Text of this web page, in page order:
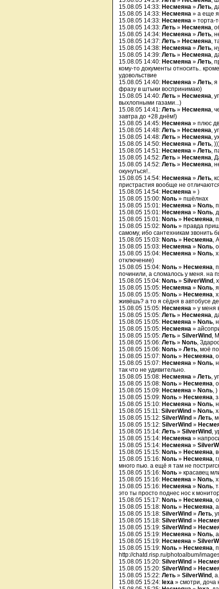
15.08.05 14:33: Несмеяна » Леть,
15.08.05 14:33: Несмеяна » а еще
15.08.05 14:33: Несмеяна » торта-
15.08.05 14:33: Леть » Несмеяна,
15.08.05 14:34: Несмеяна » Леть,
15.08.05 14:37: Леть » Несмеяна,
15.08.05 14:38: Несмеяна » Леть,
15.08.05 14:39: Леть » Несмеяна,
15.08.05 14:40: Несмеяна » Леть,
кому-то документы относить..
удовольствие
15.08.05 14:40: Несмеяна » Леть,
фразу в штыки воспринимаю)
15.08.05 14:40: Леть » Несмеяна,
выхлопными газами...)
15.08.05 14:41: Леть » Несмеяна,
завтра до +28 днём!)
15.08.05 14:45: Несмеяна » плюс
15.08.05 14:48: Леть » Несмеяна,
15.08.05 14:48: Леть » Несмеяна,
15.08.05 14:50: Несмеяна » Леть,
15.08.05 14:51: Несмеяна » Леть,
15.08.05 14:52: Леть » Несмеяна,
15.08.05 14:52: Леть » Несмеяна,
окунуться!..
15.08.05 14:54: Несмеяна » Леть,
пристрастия вообще не
15.08.05 14:54: Несмеяна » )
15.08.05 15:00: Nоль » пшёлнах
15.08.05 15:01: Несмеяна » Nоль,
15.08.05 15:01: Несмеяна » Nоль,
15.08.05 15:01: Nоль » Несмеяна,
15.08.05 15:02: Nоль » правда
самому, ибо сантехникам звонить
15.08.05 15:03: Nоль » Несмеяна,
15.08.05 15:03: Несмеяна » Nоль,
15.08.05 15:04: Несмеяна » Nоль,
отключение)
15.08.05 15:04: Nоль » Несмеяна,
починили, а сломалось у меня. на
15.08.05 15:04: Nоль » SilverWind ,
15.08.05 15:05: Несмеяна » Nоль,
15.08.05 15:05: Nоль » Несмеяна,
живёшь? а то я сёдня в автобусе
15.08.05 15:05: Несмеяна » у меня
15.08.05 15:05: Леть » Несмеяна,
15.08.05 15:05: Несмеяна » Nоль,
15.08.05 15:05: Несмеяна »
15.08.05 15:05: Леть » SilverWind ,
15.08.05 15:06: Леть » Nоль,
15.08.05 15:06: Nоль » Леть, моё
15.08.05 15:07: Nоль » Несмеяна,
15.08.05 15:07: Несмеяна » Nоль,
так что не удивительно.
15.08.05 15:08: Несмеяна » Леть,
15.08.05 15:08: Nоль » Несмеяна,
15.08.05 15:09: Несмеяна » Nоль, )
15.08.05 15:09: Nоль » Несмеяна,
15.08.05 15:10: Несмеяна » Nоль,
15.08.05 15:11: SilverWind » Nоль,
15.08.05 15:12: SilverWind » Леть,
15.08.05 15:12: SilverWind »
15.08.05 15:14: Леть » SilverWind ,
15.08.05 15:14: Несмеяна »
15.08.05 15:14: Несмеяна »
15.08.05 15:15: Nоль » Несмеяна,
15.08.05 15:16: Nоль » Несмеяна,
много пью. а ещё я там не
15.08.05 15:16: Nоль » красавец
15.08.05 15:16: Несмеяна » Nоль,
15.08.05 15:16: Несмеяна » Nоль,
это ты просто поднес нос к
15.08.05 15:17: Nоль » Несмеяна,
15.08.05 15:18: Nоль » Несмеяна,
15.08.05 15:18: SilverWind » Леть,
15.08.05 15:18: SilverWind »
15.08.05 15:19: SilverWind »
15.08.05 15:19: Несмеяна » Nоль,
15.08.05 15:19: Несмеяна »
15.08.05 15:19: Nоль » Несмеяна,
http://chatd.risp.ru/photoalbum/
15.08.05 15:20: SilverWind »
15.08.05 15:20: SilverWind »
15.08.05 15:22: Леть » SilverWind ,
15.08.05 15:24: lexa » смотри, доча